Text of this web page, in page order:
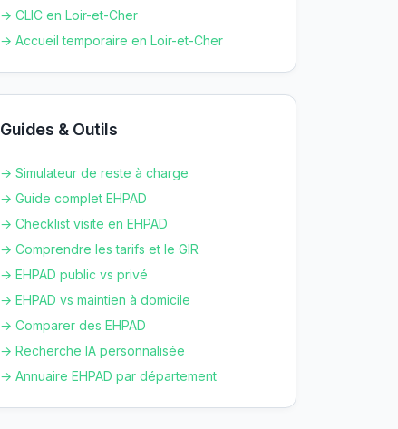
→ CLIC en Loir-et-Cher
→ Accueil temporaire en Loir-et-Cher
Guides & Outils
→ Simulateur de reste à charge
→ Guide complet EHPAD
→ Checklist visite en EHPAD
→ Comprendre les tarifs et le GIR
→ EHPAD public vs privé
→ EHPAD vs maintien à domicile
→ Comparer des EHPAD
→ Recherche IA personnalisée
→ Annuaire EHPAD par département